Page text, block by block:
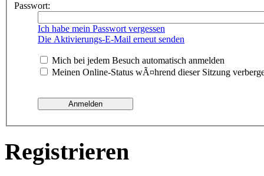
Passwort:
Ich habe mein Passwort vergessen
Die Aktivierungs-E-Mail erneut senden
Mich bei jedem Besuch automatisch anmelden
Meinen Online-Status wÃ¤hrend dieser Sitzung
Registrieren